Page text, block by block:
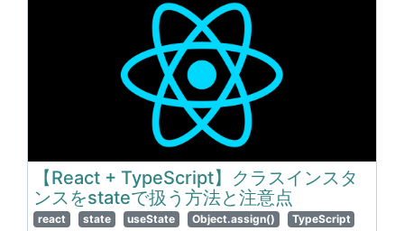
【React + TypeScript】クラスインスタ
ンスをstateで扱う方法と注意点
react state useState Object.assign() TypeScript